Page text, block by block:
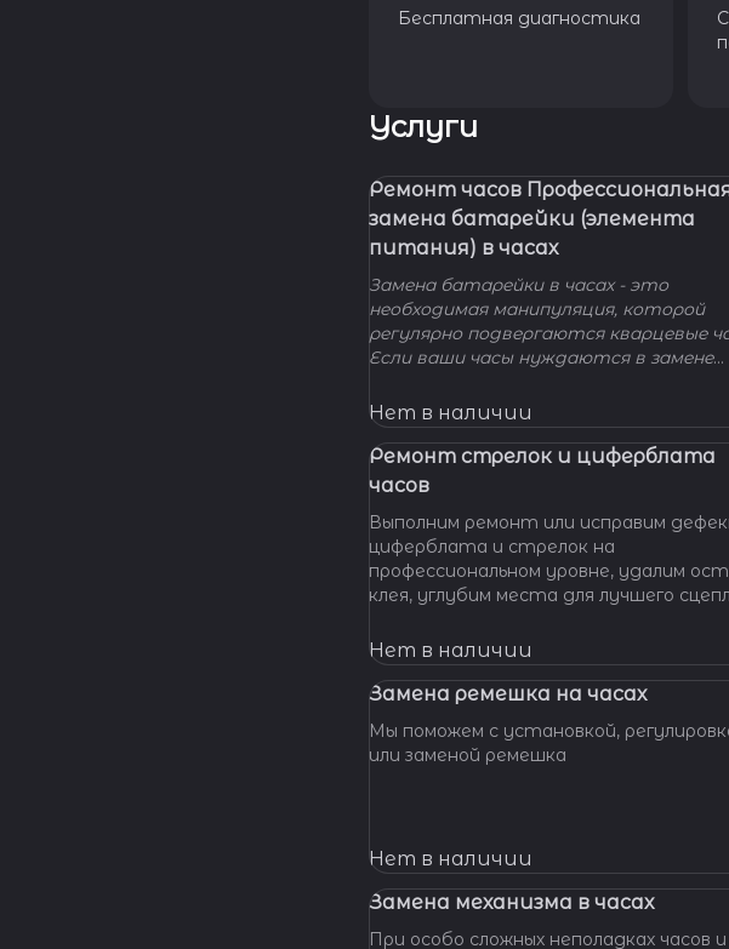
Бесплатная диагностика
Услуги
Ремонт часов
замена батарейки (элемента
питания) в часах
Замена батарейки в часах - это
необходимая манипуляция, которой
регулярно подвергаются кварцевые
Если ваши часы нуждаются в замене
нашу мастерскую! Наши мастера с
удовольствием помогут вам решить
вашу проблему и произведут замену
батарейки профессионально, быстро,
Нет в наличии
Ремонт стрелок и циферблата
часов
Выполним ремонт или исправим
циферблата и стрелок на
профессиональном уровне, удалим
клея, углубим места для лучшего
стрелки, метки, камни. Восстановим
крепления циферблата к механизму.
Нет в наличии
Замена ремешка на часах
Мы поможем с установкой,
или заменой ремешка
Нет в наличии
Замена механизма в часах
При особо сложных неполадках часов и